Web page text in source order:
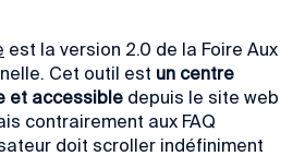
est la version 2.0 de la Foire Aux
Cet outil est un centre
et accessible depuis le site web
contrairement aux FAQ
doit scroller indéfiniment